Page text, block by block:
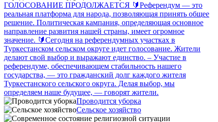
ГОЛОСОВАНИЕ ПРОДОЛЖАЕТСЯ 🔰Референдум — это
реальная платформа для народа, позволяющая принять общее
решение. Политическая кампания, определяющая основное
направление развития нашей страны, имеет огромное
значение. 🔰Сегодня на референдумных участках в
Туркестанском сельском округе идет голосование. Жители
делают свой выбор и выражают единство. – Участие в
референдуме, обеспечивающем стабильность нашего
государства, — это гражданский долг каждого жителя
Туркестанского сельского округа. Делая выбор, мы
определяем наше будущее, — говорят жители.
Проводится уборка
Сельское хозяйство